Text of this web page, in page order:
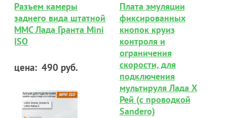
Разъем камеры
заднего вида штатной
ММС Лада Гранта Mini
ISO
цена: 490 руб.
Плата эмуляции
фиксированных
кнопок круиз
контроля и
ограничения
скорости, для
подключения
мультируля Лада Х
Рей (с проводкой
Sandero)